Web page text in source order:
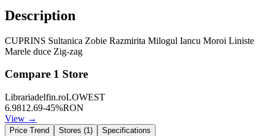
Description
CUPRINS Sultanica Zobie Razmirita Milogul Iancu Moroi Liniste
Marele duce Zig-zag
Compare 1 Store
Librariadelfin.roLOWEST
6.9812.69-45%RON
View →
Price Trend Stores (1) Specifications